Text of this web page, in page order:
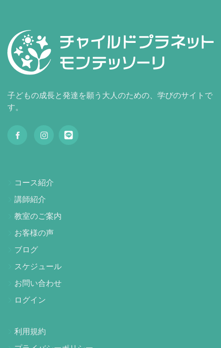
子どもの成長と発達を願う大人のための、学びのサイトで
す。
コース紹介
講師紹介
教室のご案内
お客様の声
ブログ
スケジュール
お問い合わせ
ログイン
利用規約